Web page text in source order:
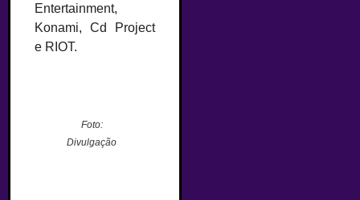
Entertainment,
Konami, Cd Project
e RIOT.
Foto:
Divulgação